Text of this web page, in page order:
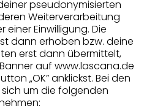
pseudonymisierten
Weiterverarbeitung
Einwilligung. Die
dann erhoben bzw. deine
erst dann übermittelt,
auf www.lascana.de
„OK” anklickst. Bei den
um die folgenden